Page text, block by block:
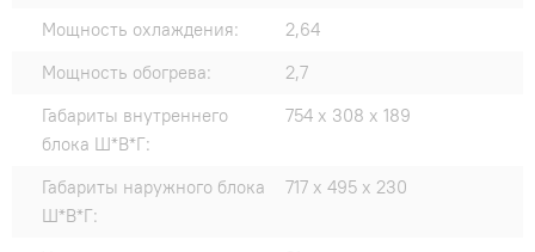
Мощность охлаждения:
2,64
Мощность обогрева:
2,7
Габариты внутреннего
блока Ш*В*Г:
754 x 308 x 189
Габариты наружного блока
Ш*В*Г:
717 x 495 x 230